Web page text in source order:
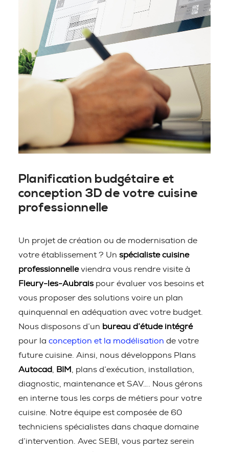
Planification budgétaire et
conception 3D de votre cuisine
professionnelle
Un projet de création ou de modernisation de
votre établissement ? Un spécialiste cuisine
professionnelleviendra vous rendre visite à
Fleury-les-Aubrais pour évaluer vos besoins et
vous proposer des solutions voire un plan
quinquennal en adéquation avec votre budget.
Nous disposons d’un bureau d’étude intégré
pour la conception et la modélisation de votre
future cuisine. Ainsi, nous développons Plans
Autocad
BIM
, plans d’exécution, installation,
diagnostic, maintenance et SAV…. Nous gérons
en interne tous les corps de métiers pour votre
cuisine. Notre équipe est composée de 60
techniciens spécialistes dans chaque domaine
d’intervention. Avec SEBI, vous partez serein